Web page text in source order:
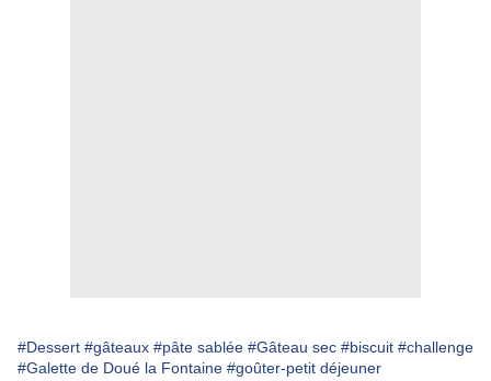
#Dessert #gâteaux #pâte sablée #Gâteau sec #biscuit #challenge
#Galette de Doué la Fontaine #goûter-petit déjeuner